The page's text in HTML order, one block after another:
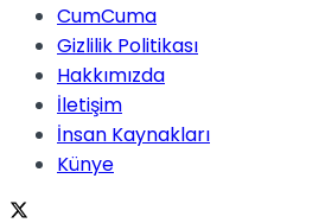
CumCuma
Gizlilik Politikası
Hakkımızda
İletişim
İnsan Kaynakları
Künye